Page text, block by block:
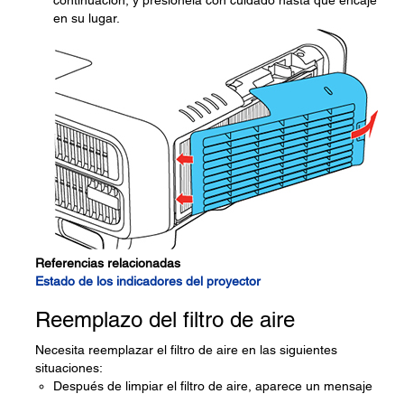
en su lugar.
Referencias relacionadas
Estado de los indicadores del proyector
Reemplazo del filtro de aire
Necesita reemplazar el filtro de aire en las siguientes
situaciones:
Después de limpiar el filtro de aire, aparece un mensaje